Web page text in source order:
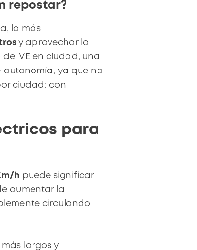
repostar?
lo más
y aprovechar la
VE en ciudad, una
autonomía, ya que no
ciudad: con
para
h puede significar
aumentar la
circulando
largos y